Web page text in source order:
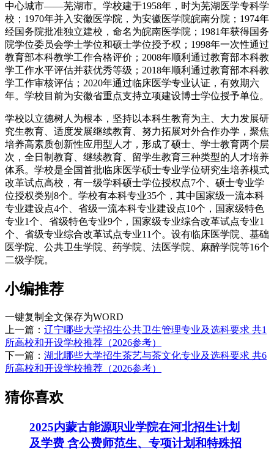
中心城市——芜湖市。学校建于1958年，时为芜湖医学专科学
校；1970年并入安徽医学院，为安徽医学院皖南分院；1974年
经国务院批准独立建校，命名为皖南医学院；1981年获得国务
院学位委员会学士学位和硕士学位授予权；1998年一次性通过
教育部本科教学工作合格评价；2008年顺利通过教育部本科教
学工作水平评估并获优秀等级；2018年顺利通过教育部本科教
学工作审核评估；2020年通过临床医学专业认证，有效期六
年。学校目前为安徽省重点支持立项建设博士学位授予单位。
学校以立德树人为根本，坚持以本科生教育为主、大力发展研
究生教育、适度发展继续教育、努力拓展对外合作办学，聚焦
培养高素质创新性应用型人才，形成了硕士、学士教育两个层
次，全日制教育、继续教育、留学生教育三种类型的人才培养
体系。学校是全国首批临床医学硕士专业学位研究生培养模式
改革试点高校，有一级学科硕士学位授权点7个、硕士专业学
位授权类别8个。学校有本科专业35个，其中国家级一流本科
专业建设点4个、省级一流本科专业建设点10个，国家级特色
专业1个、省级特色专业9个，国家级专业综合改革试点专业1
个、省级专业综合改革试点专业11个。设有临床医学院、基础
医学院、公共卫生学院、药学院、法医学院、麻醉学院等16个
二级学院。
小编推荐
一键复制全文保存为WORD
上一篇： 辽宁哪些大学招生公共卫生管理专业及选科要求 共1
所高校和开设学校推荐（2026参考）
下一篇： 湖北哪些大学招生茶艺与茶文化专业及选科要求 共6
所高校和开设学校推荐（2026参考）
猜你喜欢
2025内蒙古能源职业学院在河北招生计划
及学费 含公费师范生、专项计划和特殊招